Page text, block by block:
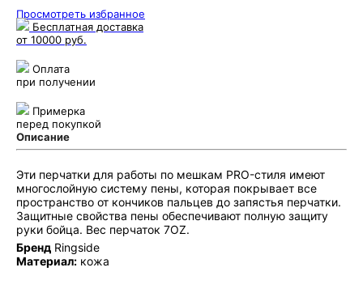
Просмотреть избранное
Бесплатная доставка
от 10000 руб.
Оплата
при получении
Примерка
перед покупкой
Описание
Эти перчатки для работы по мешкам PRO-стиля имеют
многослойную систему пены, которая покрывает все
пространство от кончиков пальцев до запястья перчатки.
Защитные свойства пены обеспечивают полную защиту
руки бойца. Вес перчаток 7OZ.
Бренд Ringside
Материал: кожа